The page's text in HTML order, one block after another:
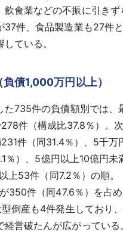
飲食業などの不振に引きず
37件、食品製造業も27件
ている。
負債1,000万円以上）
735件の負債額別では、
件（構成比37.8％）。
件（同31.4％）、5千万
％）、5億円以上10億円未
上53件（同7.2％）の順。
350件（同47.6％）を占め
倒産も4件発生しており
営破たんが広がっている。